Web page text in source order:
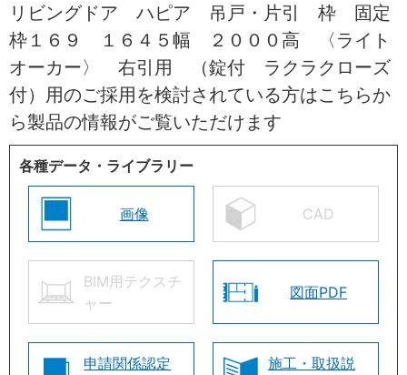
リビングドア ハピア 吊戸・片引 枠 固定
枠１６９ １６４５幅 ２０００高 〈ライト
オーカー〉 右引用 （錠付 ラクラクローズ
付）用のご採用を検討されている方はこちらか
ら製品の情報がご覧いただけます
各種データ・ライブラリー
画像 CAD
BIM用テクスチ
ャー
図面PDF
申請関係認定
施工・取扱説